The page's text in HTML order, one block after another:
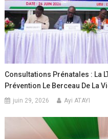
Consultations Prénatales : La
Prévention Le Berceau De La
juin 29, 2026 Ayi ATAYI